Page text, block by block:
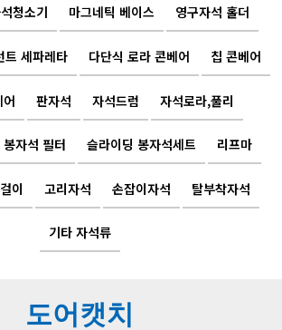
청소기 마그네틱 베이스 영구자석 홀더
트 세파레타 다단식 로라 콘베어 칩 콘베어
판자석 자석드럼 자석로라,풀리
봉자석 필터 슬라이딩 봉자석세트 리프마
이 고리자석 손잡이자석 탈부착자석
기타 자석류
도어캣치